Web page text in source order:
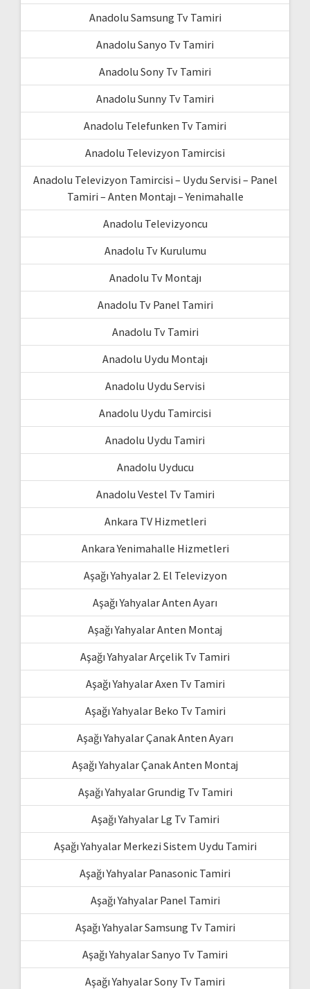
Anadolu Samsung Tv Tamiri
Anadolu Sanyo Tv Tamiri
Anadolu Sony Tv Tamiri
Anadolu Sunny Tv Tamiri
Anadolu Telefunken Tv Tamiri
Anadolu Televizyon Tamircisi
Anadolu Televizyon Tamircisi – Uydu Servisi – Panel
Tamiri – Anten Montajı – Yenimahalle
Anadolu Televizyoncu
Anadolu Tv Kurulumu
Anadolu Tv Montajı
Anadolu Tv Panel Tamiri
Anadolu Tv Tamiri
Anadolu Uydu Montajı
Anadolu Uydu Servisi
Anadolu Uydu Tamircisi
Anadolu Uydu Tamiri
Anadolu Uyducu
Anadolu Vestel Tv Tamiri
Ankara TV Hizmetleri
Ankara Yenimahalle Hizmetleri
Aşağı Yahyalar 2. El Televizyon
Aşağı Yahyalar Anten Ayarı
Aşağı Yahyalar Anten Montaj
Aşağı Yahyalar Arçelik Tv Tamiri
Aşağı Yahyalar Axen Tv Tamiri
Aşağı Yahyalar Beko Tv Tamiri
Aşağı Yahyalar Çanak Anten Ayarı
Aşağı Yahyalar Çanak Anten Montaj
Aşağı Yahyalar Grundig Tv Tamiri
Aşağı Yahyalar Lg Tv Tamiri
Aşağı Yahyalar Merkezi Sistem Uydu Tamiri
Aşağı Yahyalar Panasonic Tamiri
Aşağı Yahyalar Panel Tamiri
Aşağı Yahyalar Samsung Tv Tamiri
Aşağı Yahyalar Sanyo Tv Tamiri
Aşağı Yahyalar Sony Tv Tamiri